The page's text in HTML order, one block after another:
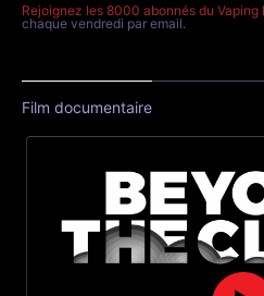
Rejoignez les 8000 abonnés du Vaping
chaque vendredi par email.
Film documentaire